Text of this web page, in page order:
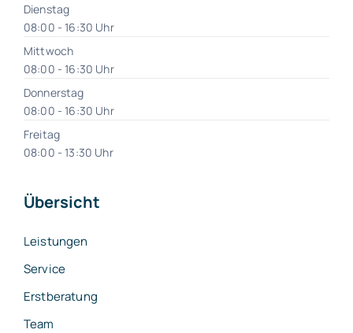
Dienstag
08:00 - 16:30 Uhr
Mittwoch
08:00 - 16:30 Uhr
Donnerstag
08:00 - 16:30 Uhr
Freitag
08:00 - 13:30 Uhr
Übersicht
Leistungen
Service
Erstberatung
Team